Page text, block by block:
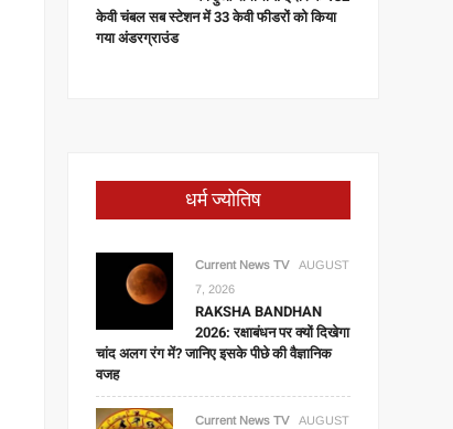
केवी चंबल सब स्टेशन में 33 केवी फीडरों को किया
गया अंडरग्राउंड
धर्म ज्योतिष
Current News TV
AUGUST
7, 2026
RAKSHA BANDHAN
2026: रक्षाबंधन पर क्यों दिखेगा
चांद अलग रंग में? जानिए इसके पीछे की वैज्ञानिक
वजह
Current News TV
AUGUST